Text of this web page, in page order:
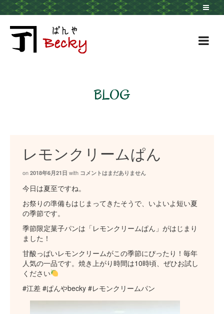
BLOG
レモンクリームぱん
on 2018年6月21日 with コメントはまだありません
今日は夏至ですね。
お祭りの準備もはじまってきたそうで、いよいよ短い夏
の季節です。
季節限定菓子パンは「レモンクリームぱん」がはじまり
ました！
甘酸っぱいレモンクリームがこの季節にぴったり！毎年
人気の一品です。焼き上がり時間は10時頃、ぜひお試し
ください
#江差 #ぱんやbecky #レモンクリームパン